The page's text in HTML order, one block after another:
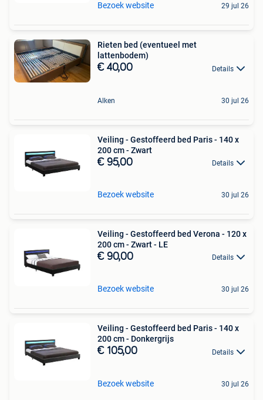
Bezoek website 29 jul 26
Rieten bed (eventueel met
lattenbodem)
€ 40,00 Details
Alken 30 jul 26
Veiling - Gestoffeerd bed Paris - 140 x
200 cm - Zwart
€ 95,00 Details
Bezoek website 30 jul 26
Veiling - Gestoffeerd bed Verona - 120 x
200 cm - Zwart - LE
€ 90,00 Details
Bezoek website 30 jul 26
Veiling - Gestoffeerd bed Paris - 140 x
200 cm - Donkergrijs
€ 105,00 Details
Bezoek website 30 jul 26